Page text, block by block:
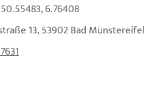
6.76408
13, 53902 Bad Münstereifel